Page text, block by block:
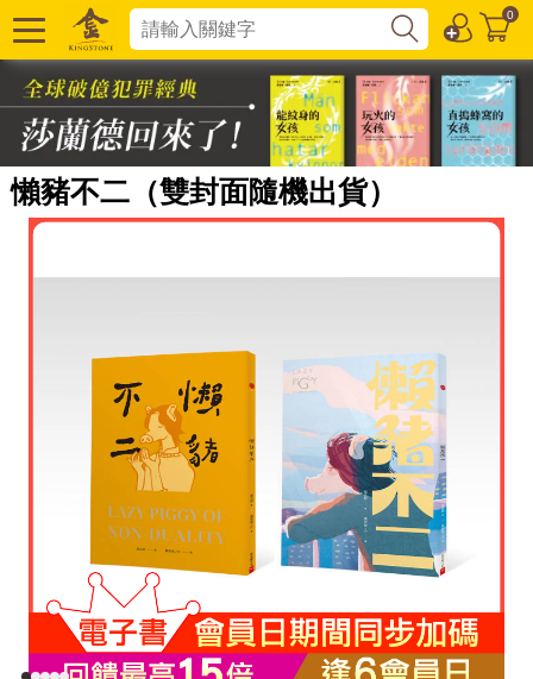
0
懶豬不二（雙封面隨機出貨）